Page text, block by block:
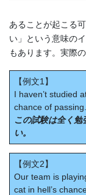
あることが起こる
い」という意味の
もあります。実際
【例文1】
I haven’t studied
chance of passing.
この試験は全く
い。
【例文2】
Our team is
cat in hell’s